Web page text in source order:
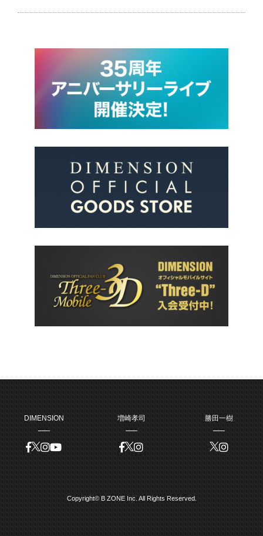
DIMENSION 増崎孝司 勝田一樹
Copyright© B ZONE Inc. All Rights Reserved.